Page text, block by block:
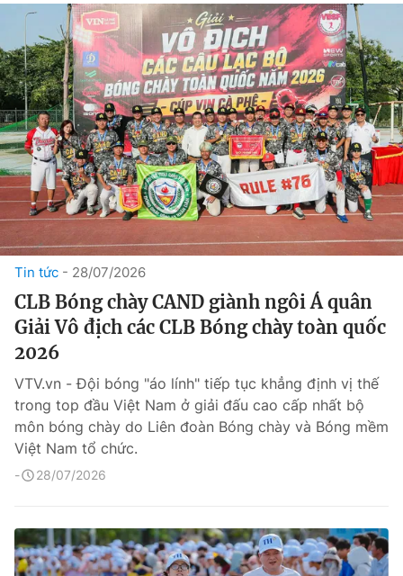
Tin tức 28/07/2026
CLB Bóng chày CAND giành ngôi Á quân
Giải Vô địch các CLB Bóng chày toàn quốc
2026
VTV.vn - Đội bóng "áo lính" tiếp tục khẳng định vị thế
trong top đầu Việt Nam ở giải đấu cao cấp nhất bộ
môn bóng chày do Liên đoàn Bóng chày và Bóng mềm
Việt Nam tổ chức.
28/07/2026